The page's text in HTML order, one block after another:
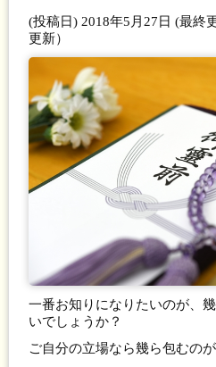
(投稿日) 2018年5月27日(最終
更新）
一番お知りになりたいのが、
いでしょうか？
ご自分の立場なら幾ら包むの